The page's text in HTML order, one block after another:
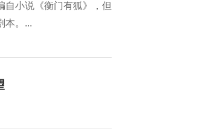
自小说《衡门有狐》，但
本。...